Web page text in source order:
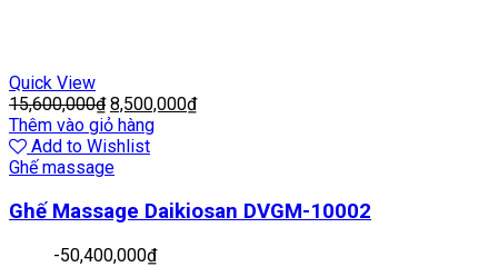
Quick View
15,600,000₫ 8,500,000₫
Thêm vào giỏ hàng
Add to Wishlist
Ghế massage
Ghế Massage Daikiosan DVGM-10002
-50,400,000₫